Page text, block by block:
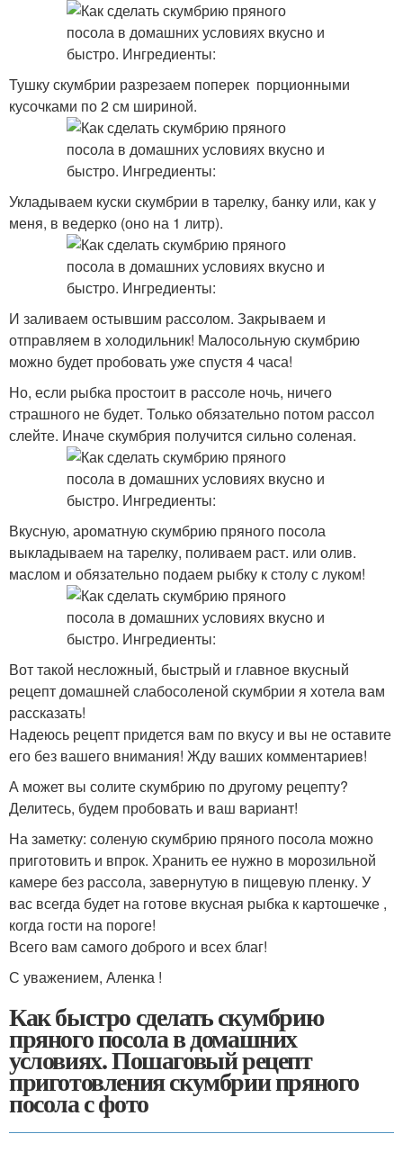
Тушку скумбрии разрезаем поперек порционными
кусочками по 2 см шириной.
Укладываем куски скумбрии в тарелку, банку или, как у
меня, в ведерко (оно на 1 литр).
И заливаем остывшим рассолом. Закрываем и
отправляем в холодильник! Малосольную скумбрию
можно будет пробовать уже спустя 4 часа!
Но, если рыбка простоит в рассоле ночь, ничего
страшного не будет. Только обязательно потом рассол
слейте. Иначе скумбрия получится сильно соленая.
Вкусную, ароматную скумбрию пряного посола
выкладываем на тарелку, поливаем раст. или олив.
маслом и обязательно подаем рыбку к столу с луком!
Вот такой несложный, быстрый и главное вкусный
рецепт домашней слабосоленой скумбрии я хотела вам
рассказать!
Надеюсь рецепт придется вам по вкусу и вы не оставите
его без вашего внимания! Жду ваших комментариев!
А может вы солите скумбрию по другому рецепту?
Делитесь, будем пробовать и ваш вариант!
На заметку: соленую скумбрию пряного посола можно
приготовить и впрок. Хранить ее нужно в морозильной
камере без рассола, завернутую в пищевую пленку. У
вас всегда будет на готове вкусная рыбка к картошечке ,
когда гости на пороге!
Всего вам самого доброго и всех благ!
С уважением, Аленка !
Как быстро сделать скумбрию
пряного посола в домашних
условиях. Пошаговый рецепт
приготовления скумбрии пряного
посола с фото